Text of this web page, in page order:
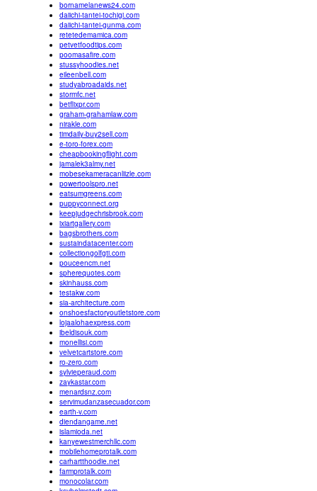
bornamelanews24.com
daiichi-tantei-tochigi.com
daiichi-tantei-gunma.com
retetedemamica.com
petvetfoodtips.com
poomasafire.com
stussyhoodies.net
eileenbell.com
studyabroadaids.net
stormfc.net
betflixpr.com
graham-grahamlaw.com
nirakle.com
timdaily-buy2sell.com
e-toro-forex.com
cheapbookingflight.com
jamalek3almy.net
mobesekameracanliizle.com
powertoolspro.net
eatsumgreens.com
puppyconnect.org
keepjudgechrisbrook.com
ixiartgallery.com
bagsbrothers.com
sustaindatacenter.com
collectiongolfgti.com
pouceencm.net
spherequotes.com
skinhauss.com
testakw.com
sia-architecture.com
onshoesfactoryoutletstore.com
lojaalohaexpress.com
ibeldisouk.com
monellisi.com
velvetcartstore.com
ro-zero.com
sylvieperaud.com
zaykastar.com
menardsnz.com
servimudanzasecuador.com
earth-v.com
diendangame.net
islamioda.net
kanyewestmerchllc.com
mobilehomeprotalk.com
carhartthoodie.net
farmprotalk.com
monocolar.com